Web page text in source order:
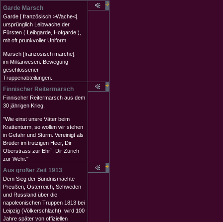
Garde Marsch
Garde [ französisch >Wache<],
ursprünglich Leibwache der
Fürsten ( Leibgarde, Hofgarde ),
mit oft prunkvoller Uniform.
Marsch [französisch marche],
im Militärwesen: Bewegung
geschlossener
Truppenabteilungen.
Finnischer Reitermarsch
Finnischer Reitermarsch aus dem
30 jährigen Krieg.
"Wie einst unsre Väter beim
Krattenturm, so wollen wir stehen
in Gefahr und Sturm. Vereinigt als
Brüder im trutzigen Heer, Dir
Oberstrass zur Ehr`, Dir Zürich
zur Wehr."
Aus großer Zeit 1913
Dem Sieg der Bündnismächte
Preußen, Österreich, Schweden
und Russland über die
napoleonischen Truppen 1813 bei
Leipzig (Völkerschlacht), wird 100
Jahre später von offiziellen